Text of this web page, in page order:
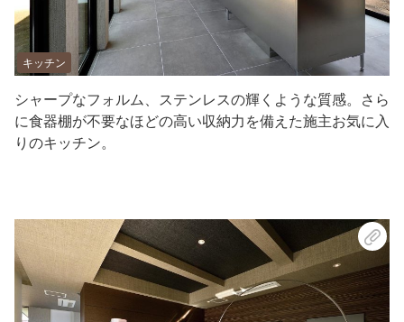
キッチン
シャープなフォルム、ステンレスの輝くような質感。さら
に食器棚が不要なほどの高い収納力を備えた施主お気に入
りのキッチン。